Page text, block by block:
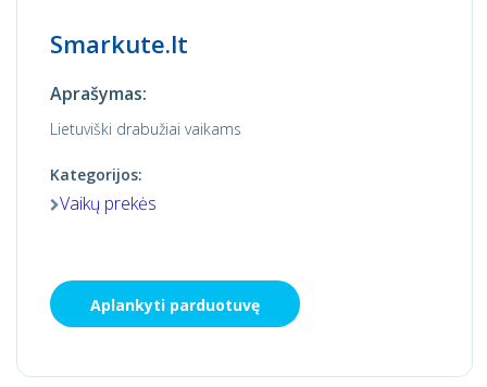
Smarkute.lt
Aprašymas:
Lietuviški drabužiai vaikams
Kategorijos:
Vaikų prekės
Aplankyti parduotuvę